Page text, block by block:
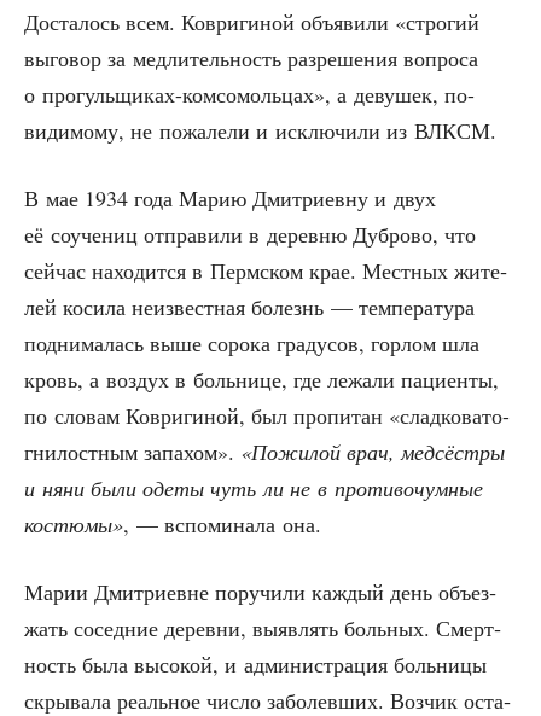
Доста­лось всем. Коври­ги­ной объ­яви­ли «стро­гий
выго­вор за мед­ли­тель­ность раз­ре­ше­ния вопро­са
о про­гуль­щи­ках-ком­со­моль­цах», а деву­шек, по-
види­мо­му, не пожа­ле­ли и исклю­чи­ли из ВЛКСМ.
В мае 1934 года Марию Дмит­ри­ев­ну и двух
её соуче­ниц отпра­ви­ли в дерев­ню Дуб­ро­во, что
сей­час нахо­дит­ся в Перм­ском крае. Мест­ных жите­
лей коси­ла неиз­вест­ная болезнь — тем­пе­ра­ту­ра
под­ни­ма­лась выше соро­ка гра­ду­сов, гор­лом шла
кровь, а воз­дух в боль­ни­це, где лежа­ли паци­ен­ты,
по сло­вам Коври­ги­ной, был про­пи­тан «слад­ко­ва­то-
гни­лост­ным запа­хом». «Пожи­лой врач, мед­сёст­ры
и няни были оде­ты чуть ли не в про­ти­во­чум­ные
костю­мы», — вспо­ми­на­ла она.
Марии Дмит­ри­евне пору­чи­ли каж­дый день объ­ез­
жать сосед­ние дерев­ни, выяв­лять боль­ных. Смерт­
ность была высо­кой, и адми­ни­стра­ция боль­ни­цы
скры­ва­ла реаль­ное чис­ло забо­лев­ших. Воз­чик оста­